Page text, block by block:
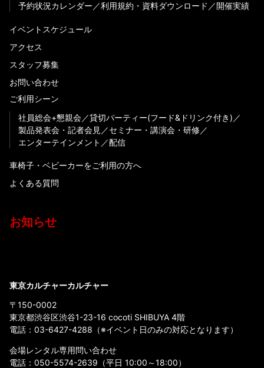
予約状況カレンダー
利用規約・資料ダウンロード 開催実績
イベントスケジュール
アクセス
スタッフ募集
お問い合わせ
ご利用シーン
社員総会+懇親会
貸切パーティー(フード&ドリンク付き)
製品発表会・記者会見
セミナー・講演会・研修
エンターテインメント
配信
車椅子・ベビーカーをご利用の方へ
よくある質問
お知らせ
東京カルチャーカルチャー
〒150-0002
東京都渋谷区渋谷1-23-16 cocoti SHIBUYA 4階
電話： 03-6427-4288 （※イベント日のみの対応となります）
会場レンタル専用問い合わせ
電話： 050-5574-2639 （平日 10:00～18:00）